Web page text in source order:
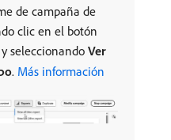
de campaña de
clic en el botón
seleccionandoVer
. Más información